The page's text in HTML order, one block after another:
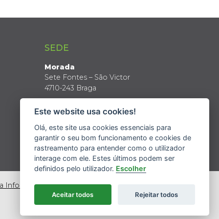
SEDE
Morada
Sete Fontes – São Victor
4710-243 Braga
Latitude: 41º 34’ N
Longitude: 8º 24’ W
Informação
Este website usa cookies!
Olá, este site usa cookies essenciais para
garantir o seu bom funcionamento e cookies de
rastreamento para entender como o utilizador
interage com ele. Estes últimos podem ser
definidos pelo utilizador. Escolher
Aceitar todos Rejeitar todos